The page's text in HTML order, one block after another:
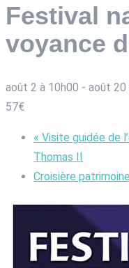
Festival
voyance
août 2 à 10h00 - août 20
57€
« Visite guidée de
Thomas II
Croisière